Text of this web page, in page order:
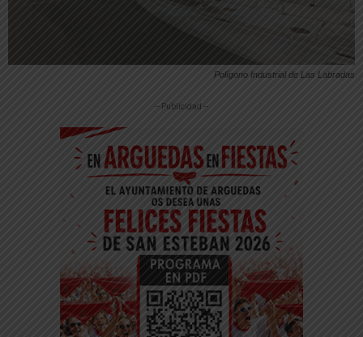
Polígono Industrial de Las Labradas
-- Publicidad --